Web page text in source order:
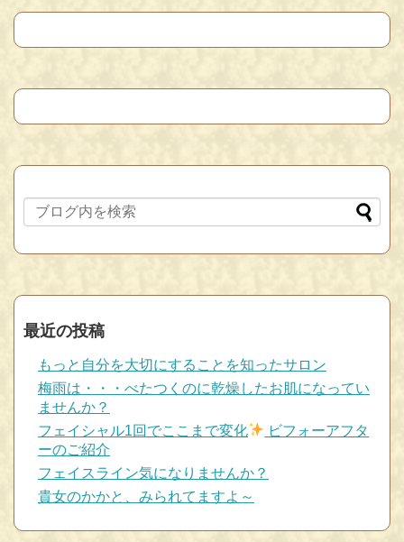
最近の投稿
もっと自分を大切にすることを知ったサロン
梅雨は・・・べたつくのに乾燥したお肌になってい
ませんか？
フェイシャル1回でここまで変化
ビフォーアフタ
ーのご紹介
フェイスライン気になりませんか？
貴女のかかと、みられてますよ～